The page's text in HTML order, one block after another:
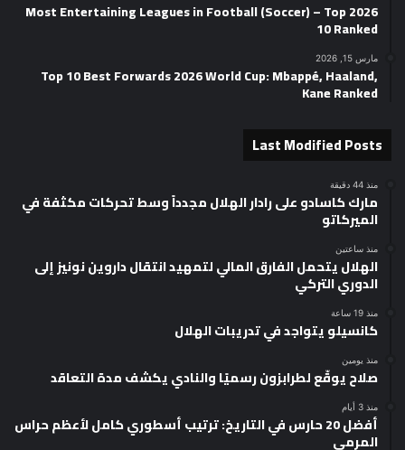
2026 Most Entertaining Leagues in Football (Soccer) – Top
10 Ranked
مارس 15, 2026
Top 10 Best Forwards 2026 World Cup: Mbappé, Haaland,
Kane Ranked
Last Modified Posts
منذ 44 دقيقة
مارك كاسادو على رادار الهلال مجدداً وسط تحركات مكثفة في
الميركاتو
منذ ساعتين
الهلال يتحمل الفارق المالي لتمهيد انتقال داروين نونيز إلى
الدوري التركي
منذ 19 ساعة
كانسيلو يتواجد في تدريبات الهلال
منذ يومين
صلاح يوقّع لطرابزون رسميًا والنادي يكشف مدة التعاقد
منذ 3 أيام
أفضل 20 حارس في التاريخ: ترتيب أسطوري كامل لأعظم حراس
المرمى